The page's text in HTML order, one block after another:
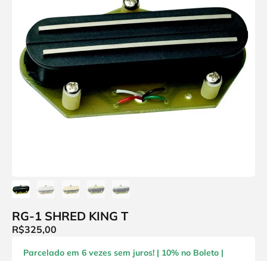
RG-1 SHRED KING T
R$325,00
Parcelado em 6 vezes sem juros! | 10% no Boleto |